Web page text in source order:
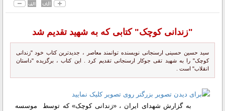
"زندانی کوچک" کتابی که به شهید تقدیم شد
سید حسین حسینی ارسنجانی نویسنده توانمند معاصر ، جدیدترین کتاب خود "زندانی
کوچک" را به شهید تقی جوکار ارسنجانی تقدیم کرد . این کتاب ، برگزیده "داستان
انقلاب" است .
به گزارش شهدای ایران ، «زندانی کوچک» که توسط موسسه